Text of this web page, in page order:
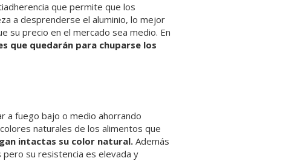
que permite que los
a desprenderse el aluminio, lo mejor
su precio en el mercado sea medio. En
que quedarán para chuparse los
a fuego bajo o medio ahorrando
naturales de los alimentos que
intactas su color natural. Además
su resistencia es elevada y